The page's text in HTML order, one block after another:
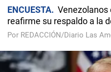
ENCUESTA
Venezolanos
reafirme su respaldo a la
Por REDACCIÓN/Diario Las